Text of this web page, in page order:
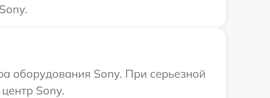
оборудования Sony. При серьезной
Sony.